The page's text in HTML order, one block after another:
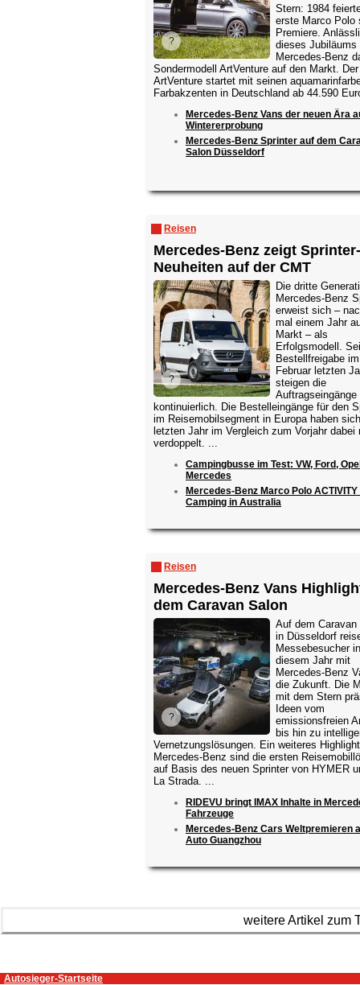
Stern: 1984
erste Marco Polo
Premiere.
dieses Jubiläums
Mercedes-Benz
Sondermodell ArtVenture auf den Markt. Der
ArtVenture startet mit seinen
Farbakzenten in Deutschland ab 44.590
Mercedes-Benz Vans der neuen Ära
Wintererprobung
Mercedes-Benz Sprinter auf dem
Salon Düsseldorf
Reisen
Mercedes-Benz zeigt Sprinter-
Neuheiten auf der CMT
Die dritte
Mercedes-Benz
erweist sich –
mal einem Jahr
Markt – als
Erfolgsmodell.
Bestellfreigabe im
Februar letzten
steigen die
Auftragseingänge
kontinuierlich. Die Bestelleingänge für den
im Reisemobilsegment in Europa haben
letzten Jahr im Vergleich zum Vorjahr dabei
verdoppelt. ...
Campingbusse im Test: VW, Ford,
Mercedes
Mercedes-Benz Marco Polo ACTIVITY
Camping in Australia
Reisen
Mercedes-Benz Vans
dem Caravan Salon
Auf dem Caravan
in Düsseldorf
Messebesucher in
diesem Jahr mit
Mercedes-Benz
die Zukunft. Die
mit dem Stern
Ideen vom
emissionsfreien
bis hin zu
Vernetzungslösungen. Ein weiteres
Mercedes-Benz sind die ersten
auf Basis des neuen Sprinter von HYMER
La Strada. ...
RIDEVU bringt IMAX Inhalte in
Fahrzeuge
Mercedes-Benz Cars Weltpremieren
Auto Guangzhou
weitere Artikel zum
Autosieger-Startseite